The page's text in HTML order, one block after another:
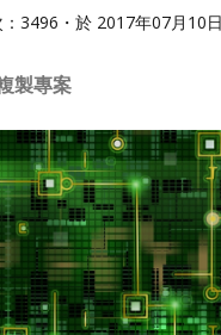
：3496・於 2017年07月10日
製專案